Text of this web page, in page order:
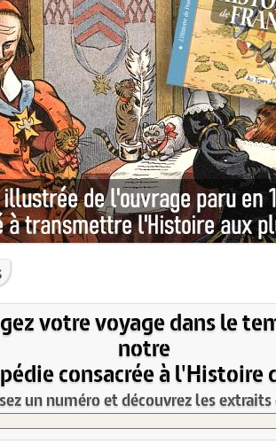
votre voyage dans le
notre
consacrée à l'Histoire
un numéro et découvrez les